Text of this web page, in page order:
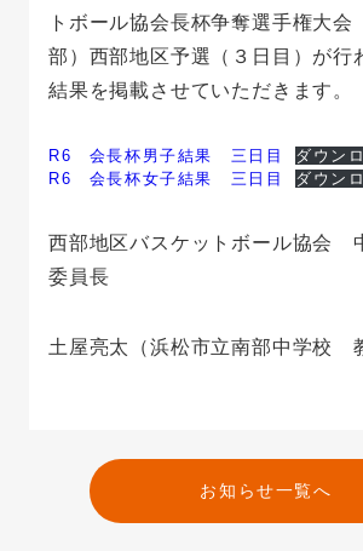
トボール協会長杯争奪選手権大会
部）西部地区予選（３日目）が行
結果を掲載させていただきます。
R6 会長杯男子結果 三日目
ダウン
R6 会長杯女子結果 三日目
ダウン
西部地区バスケットボール協会
委員長
土屋亮太（浜松市立南部中学校
お知らせ一覧へ